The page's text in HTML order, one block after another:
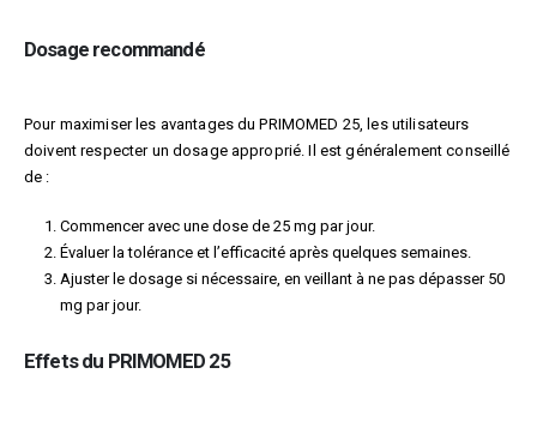
Dosage recommandé
Pour maximiser les avantages du PRIMOMED 25, les utilisateurs
doivent respecter un dosage approprié. Il est généralement conseillé
de :
Commencer avec une dose de 25 mg par jour.
Évaluer la tolérance et l’efficacité après quelques semaines.
Ajuster le dosage si nécessaire, en veillant à ne pas dépasser 50
mg par jour.
Effets du PRIMOMED 25